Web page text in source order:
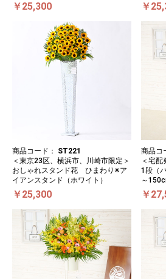
￥25,300 ￥
商品コード： ST221
＜東京23区、横浜市、川崎市限定＞
おしゃれスタンド花 ひまわり※ア
イアンスタンド（ホワイト）
￥25,300
商品コ
＜宅
1段（
～
￥